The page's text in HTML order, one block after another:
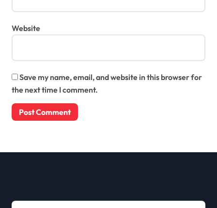
Website
Save my name, email, and website in this browser for
the next time I comment.